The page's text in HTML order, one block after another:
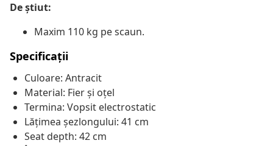
De știut:
Maxim 110 kg pe scaun.
Specificații
Culoare: Antracit
Material: Fier și oțel
Termina: Vopsit electrostatic
Lățimea șezlongului: 41 cm
Seat depth: 42 cm